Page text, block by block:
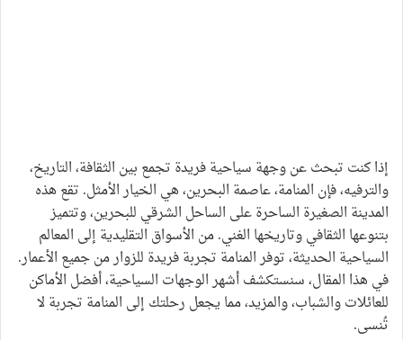
إذا كنت تبحث عن وجهة سياحية فريدة تجمع بين الثقافة، التاريخ،
والترفيه، فإن المنامة، عاصمة البحرين، هي الخيار الأمثل. تقع هذه
المدينة الصغيرة الساحرة على الساحل الشرقي للبحرين، وتتميز
بتنوعها الثقافي وتاريخها الغني. من الأسواق التقليدية إلى المعالم
السياحية الحديثة، توفر المنامة تجربة فريدة للزوار من جميع الأعمار.
في هذا المقال، سنستكشف أشهر الوجهات السياحية، أفضل الأماكن
للعائلات والشباب، والمزيد، مما يجعل رحلتك إلى المنامة تجربة لا
تُنسى.